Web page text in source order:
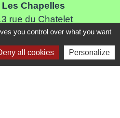
Les Chapelles
rue du Chatelet
- FRANCE
22 08 48
par formulaire
you control over what you want
all cookies Personalize